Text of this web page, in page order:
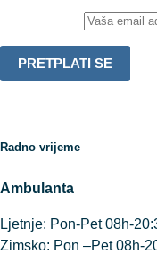
Radno vrijeme
Ambulanta
Ljetnje: Pon-Pet 08h-
Zimsko: Pon –Pet 08h-